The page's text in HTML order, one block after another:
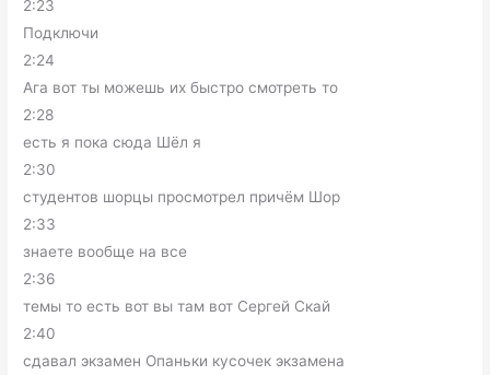
2:23
Подключи
2:24
Ага вот ты можешь их быстро смотреть то
2:28
есть я пока сюда Шёл я
2:30
студентов шорцы просмотрел причём Шор
2:33
знаете вообще на все
2:36
темы то есть вот вы там вот Сергей Скай
2:40
сдавал экзамен Опаньки кусочек экзамена